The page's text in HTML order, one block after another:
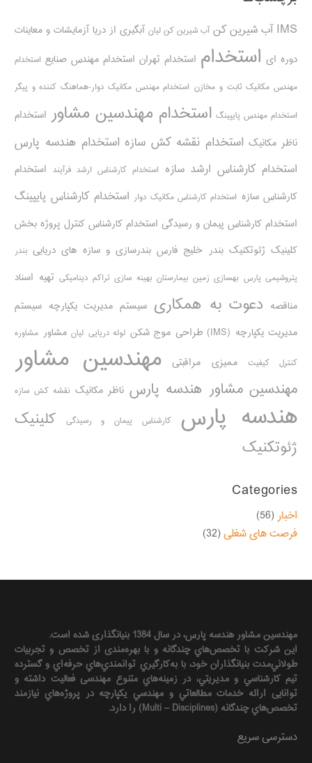
IMS آب شیرین کن آب شیرین کن لیان آبگیری از دریا آزمایشات و معاینات
دوره ای استخدام استخدام تهران استخدام مهندس صنایع استخدام
مهندس مکانیک ثابت و مخازن استخدام مهندس مکانیک دوار-هماهنگ کننده و پیگر
استخدام مهندس پایپینگ استخدام مهندسین مشاور استخدام
ناظر مکانیک استخدام نقشه کش سازه استخدام هندسه پارس
استخدام کارشناس ارشد سازه استخدام کارشناس ارشد فرآیند استخدام
کارشناس سازه استخدام کارشناس مکانیک دوار استخدام کارشناس پایپینگ
استخدام کارشناس پیمان و رسیدگی استخدام کارشناس کنترل پروژه بخش
کلینیک ژئوتکنیک بندر خلیج فارس بندرسازی و سازه های دریایی بندر
پتروشیمی پارس بهسازی زمین بیمارستان بهینه سازی تراکم دینامیکی تهیه اسناد
مناقصه دعوت به همکاری سیستم مدیریت یکپارچه سیستم
مدیریت یکپارچه (IMS)
طراحی موج شکن لوله دریایی لیان مشاور مشاوره
کنترل کیفیت ممیزی مراقبتی مهندسین مشاور
مهندسین مشاور هندسه پارس ناظر مکانیک نقشه کش سازه
هندسه پارس کارشناس پیمان و رسیدگی
کلینیک
ژئوتکنیک
Categories
اخبار (56)
فرصت های شغلی (32)
مهندسين مشاور هندسه‌ پارس، در سال 1384 بنیانگذاری شده است.
این شرکت با تخصص‌هاي چندگانه و با بهره‌مندی از تخصص و تجربيات
طولاني‌مدت بنيانگذاران خود، با به‌كارگيري توانمندي‌هاي حرفه‌اي و گسترده
تيم كارشناسي و مديريتي، در زمينه‌هاي متنوع مهندسی فعاليت داشته و
توانایی ارائه خدمات مطالعاتي و مهندسي يكپارچه در پروژه‌هاي نيازمند
تخصص‌هاي چندگانه (Multi – Disciplines) را دارد.
دسترسی سریع